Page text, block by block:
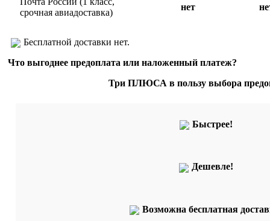
срочная авиадоставка)
нет
Бесплатной доставки нет.
Что выгоднее предоплата или наложенный платеж?
Три ПЛЮСА в пользу выбора
Быстрее!
Дешевле!
Возможна бесплатная